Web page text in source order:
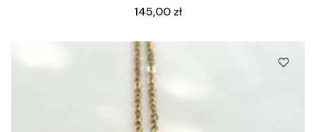
Cena
145,00 zł